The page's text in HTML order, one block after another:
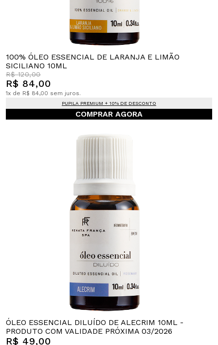
100% ÓLEO ESSENCIAL DE LARANJA E LIMÃO
SICILIANO 10ML
R$ 120,00
R$ 84,00
1x de R$ 84,00 sem juros.
PUPILA PREMIUM + 10% DE DESCONTO
COMPRAR AGORA
ÓLEO ESSENCIAL DILUÍDO DE ALECRIM 10ML -
PRODUTO COM VALIDADE PRÓXIMA 03/2026
R$ 49,00